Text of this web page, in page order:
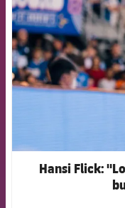
Hansi Flick: